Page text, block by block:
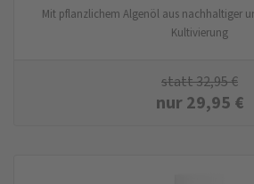
Mit pflanzlichem Algenöl aus nachhaltiger
Kultivierung
statt32,95€
nur29,95 €